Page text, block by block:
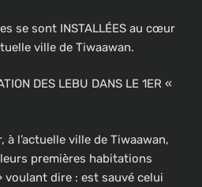
se sont INSTALLÉES au cœur
ville de Tiwaawan.
DES LEBU DANS LE 1ER «
l’actuelle ville de Tiwaawan,
premières habitations
voulant dire : est sauvé celui